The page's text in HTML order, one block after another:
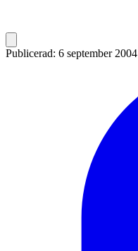
Publicerad: 6 september 2004